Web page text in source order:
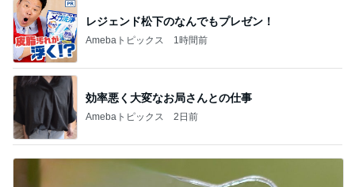
レジェンド松下のなんでもプレゼン！
Amebaトピックス 1時間前
効率悪く大変なお局さんとの仕事
Amebaトピックス 2日前